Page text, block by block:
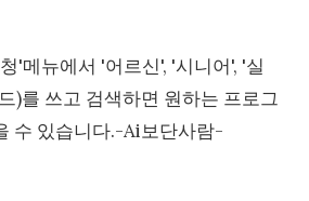
'메뉴에서 '어르신', '시니어', '실
)를 쓰고 검색하면 원하는 프로그
수 있습니다.-Ai보단사람-